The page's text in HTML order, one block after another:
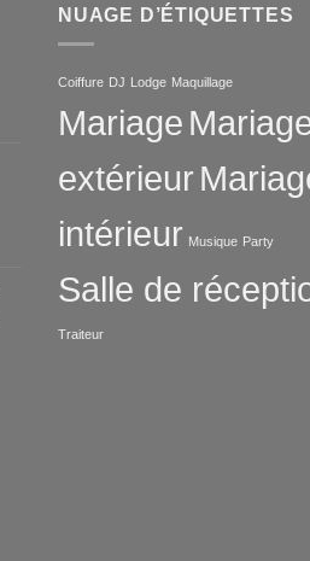
NUAGE D’ÉTIQUETTES
Coiffure DJ Lodge Maquillage
Mariage
extérieur
intérieur Musique Party
Salle de
Traiteur